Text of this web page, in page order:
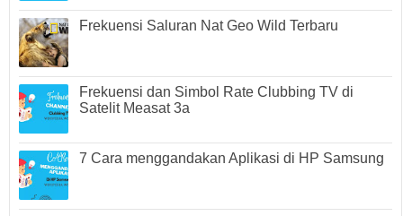
Frekuensi Saluran Nat Geo Wild Terbaru
Frekuensi dan Simbol Rate Clubbing TV di
Satelit Measat 3a
7 Cara menggandakan Aplikasi di HP Samsung